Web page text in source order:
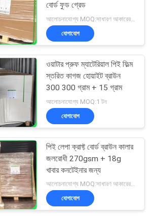
বোর্ড ফুড গ্রেড
যোগাযোগ
ওয়াটার প্রুফ ম্যাটেরিয়াল পিই ফিল্ম
স্তরিত কাগজ হোয়াইট ব্রাউন
300 300 গ্রাম + 15 গ্রাম
আলোচনাযোগ্য MOQ:1 টন
যোগাযোগ
পিই লেপা ক্রাফ্ট বোর্ড ব্রাউন কালার
জলরোধী 270gsm + 18g
খাবার কনটেইনার জন্য
আলোচনাযোগ্য MOQ:সাধারণ আকারের জন্য 1 টন এবং বিশেষ আকারের জন্য 10 টন
যোগাযোগ